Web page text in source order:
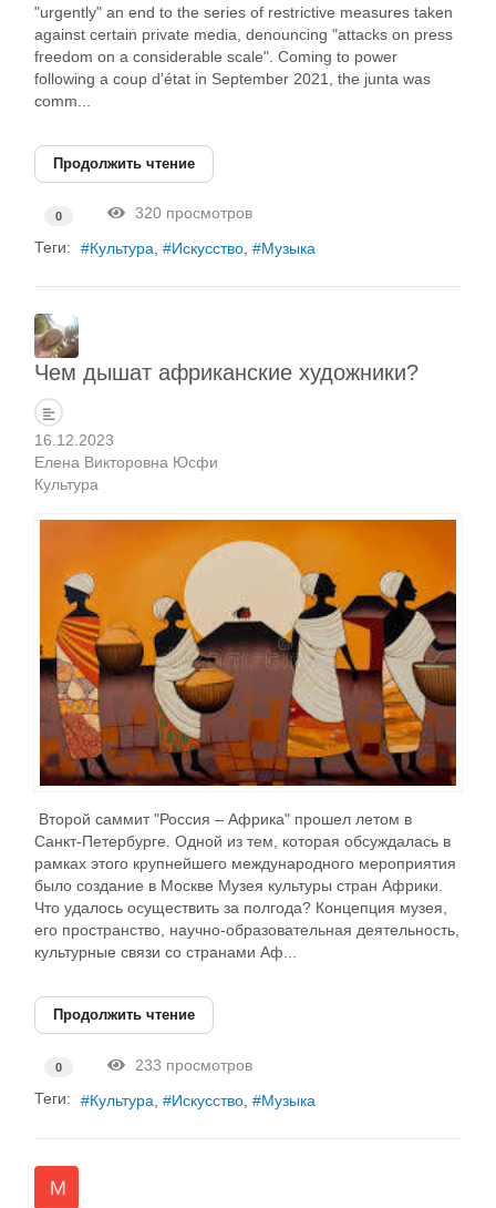
"urgently" an end to the series of restrictive measures taken
against certain private media, denouncing "attacks on press
freedom on a considerable scale". Coming to power
following a coup d'état in September 2021, the junta was
comm...
Продолжить чтение
0
320 просмотров
Теги:
Культура Искусство Музыка
Чем дышат африканские художники?
16.12.2023
Елена Викторовна Юсфи
Культура
Второй саммит "Россия – Африка" прошел летом в
Санкт-Петербурге. Одной из тем, которая обсуждалась в
рамках этого крупнейшего международного мероприятия
было создание в Москве Музея культуры стран Африки.
Что удалось осуществить за полгода? Концепция музея,
его пространство, научно-образовательная деятельность,
культурные связи со странами Аф...
Продолжить чтение
0
233 просмотров
Теги:
Культура Искусство Музыка